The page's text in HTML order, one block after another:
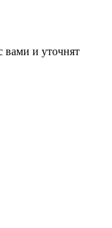
вами и уточнят